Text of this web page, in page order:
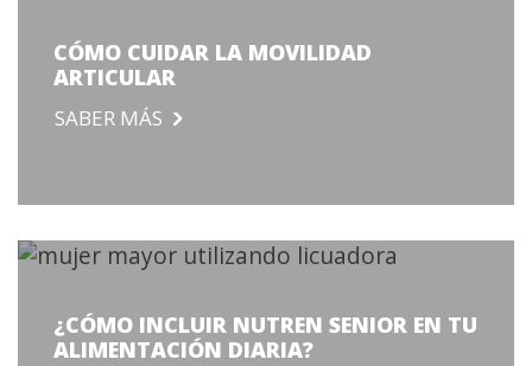
CÓMO CUIDAR LA MOVILIDAD
ARTICULAR
SABER MÁS
¿CÓMO INCLUIR NUTREN SENIOR EN TU
ALIMENTACIÓN DIARIA?